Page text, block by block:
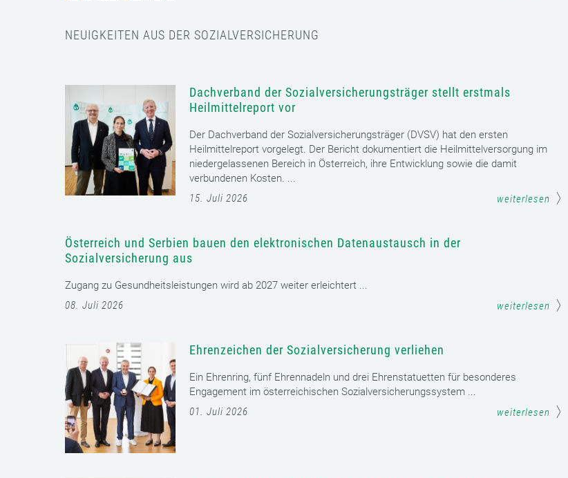
NEUIGKEITEN AUS DER SOZIALVERSICHERUNG
Dachverband der Sozialversicherungsträger stellt erstmals
Heilmittelreport vor
Der Dachverband der Sozialversicherungsträger (DVSV) hat den ersten
Heilmittelreport vorgelegt. Der Bericht dokumentiert die Heilmittelversorgung im
niedergelassenen Bereich in Österreich, ihre Entwicklung sowie die damit
verbundenen Kosten. ...
15. Juli 2026
weiterlesen
Österreich und Serbien bauen den elektronischen Datenaustausch in der
Sozialversicherung aus
Zugang zu Gesundheitsleistungen wird ab 2027 weiter erleichtert ...
08. Juli 2026
weiterlesen
Ehrenzeichen der Sozialversicherung verliehen
Ein Ehrenring, fünf Ehrennadeln und drei Ehrenstatuetten für besonderes
Engagement im österreichischen Sozialversicherungssystem ...
01. Juli 2026
weiterlesen